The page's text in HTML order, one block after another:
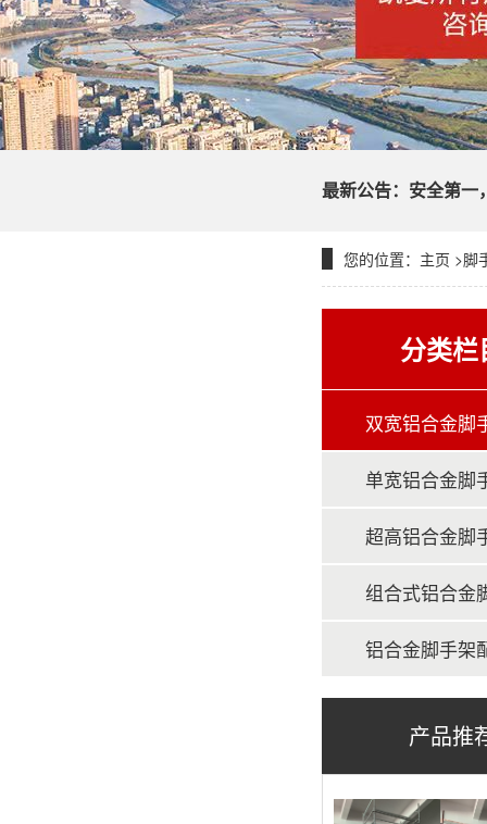
最新公告：安全第一
您的位置： 主页 >脚
分类栏
双宽铝合金脚
单宽铝合金脚
超高铝合金脚
组合式铝合金
铝合金脚手架
产品推
脚手架
凯夏脚手
脚手架
脚手架